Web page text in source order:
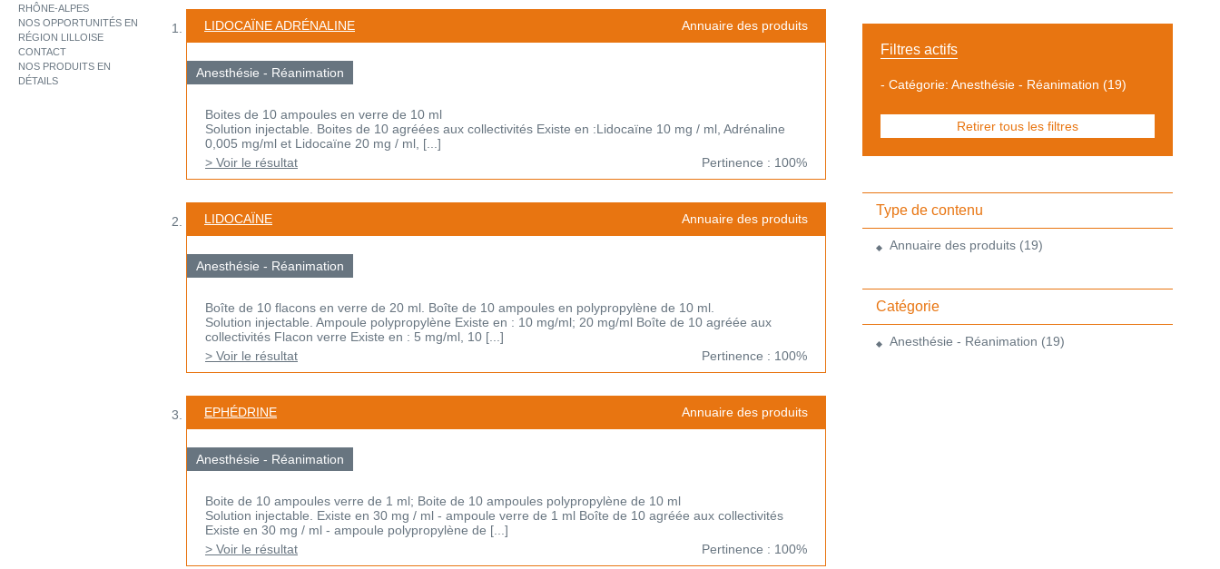
RHÔNE-ALPES
NOS OPPORTUNITÉS EN
RÉGION LILLOISE
CONTACT
NOS PRODUITS EN
DÉTAILS
LIDOCAÏNE ADRÉNALINE Annuaire des produits
Anesthésie - Réanimation
Boites de 10 ampoules en verre de 10 ml
Solution injectable. Boites de 10 agréées aux collectivités Existe en :Lidocaïne 10 mg / ml, Adrénaline
0,005 mg/ml et Lidocaïne 20 mg / ml, [...]
> Voir le résultat
Pertinence : 100%
LIDOCAÏNE Annuaire des produits
Anesthésie - Réanimation
Boîte de 10 flacons en verre de 20 ml. Boîte de 10 ampoules en polypropylène de 10 ml.
Solution injectable. Ampoule polypropylène Existe en : 10 mg/ml; 20 mg/ml Boîte de 10 agréée aux
collectivités Flacon verre Existe en : 5 mg/ml, 10 [...]
> Voir le résultat
Pertinence : 100%
EPHÉDRINE Annuaire des produits
Anesthésie - Réanimation
Boite de 10 ampoules verre de 1 ml; Boite de 10 ampoules polypropylène de 10 ml
Solution injectable. Existe en 30 mg / ml - ampoule verre de 1 ml Boîte de 10 agréée aux collectivités
Existe en 30 mg / ml - ampoule polypropylène de [...]
> Voir le résultat
Pertinence : 100%
Filtres actifs
- Catégorie: Anesthésie - Réanimation (19)
Retirer tous les filtres
Type de contenu
Annuaire des produits (19)
Catégorie
Anesthésie - Réanimation (19)